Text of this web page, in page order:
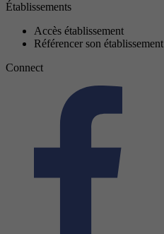
Établissements
Accès établissement
Référencer son établissement
Connect